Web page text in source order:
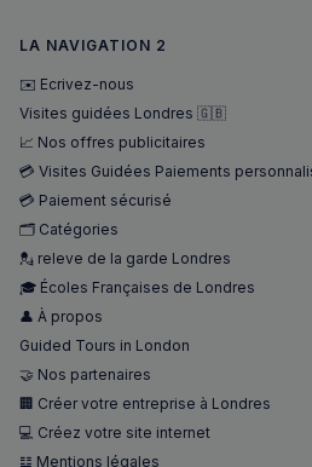
LA NAVIGATION 2
✉️ Ecrivez-nous
Visites guidées Londres 🇬🇧
📈 Nos offres publicitaires
💳 Visites Guidées Paiements
💳 Paiement sécurisé
🗂️ Catégories
💂 releve de la garde Londres
🎓 Écoles Françaises de Londres
👤 À propos
Guided Tours in London
🤝 Nos partenaires
🏢 Créer votre entreprise à Londres
💻 Créez votre site internet
𝌭 Mentions légales
CookieScriptConsent
Politique de
Google